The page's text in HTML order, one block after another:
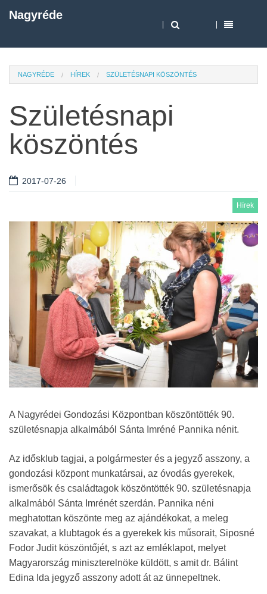
Nagyréde
NAGYRÉDE HÍREK SZÜLETÉSNAPI KÖSZÖNTÉS
Születésnapi
köszöntés
2017-07-26
Hírek
A Nagyrédei Gondozási Központban köszöntötték 90.
születésnapja alkalmából Sánta Imréné Pannika nénit.
Az idősklub tagjai, a polgármester és a jegyző asszony, a
gondozási központ munkatársai, az óvodás gyerekek,
ismerősök és családtagok köszöntötték 90. születésnapja
alkalmából Sánta Imrénét szerdán. Pannika néni
meghatottan köszönte meg az ajándékokat, a meleg
szavakat, a klubtagok és a gyerekek kis műsorait, Siposné
Fodor Judit köszöntőjét, s azt az emléklapot, melyet
Magyarország miniszterelnöke küldött, s amit dr. Bálint
Edina Ida jegyző asszony adott át az ünnepeltnek.